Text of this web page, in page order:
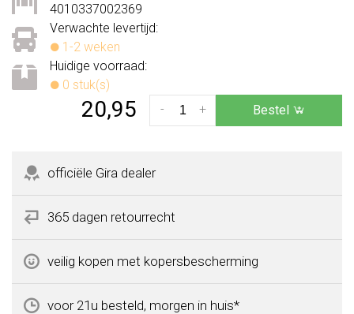
Verwachte levertijd:
1-2 weken
Huidige voorraad:
0 stuk(s)
4010337002369
20,95 +
- Bestel
officiële Gira dealer
365 dagen retourrecht
veilig kopen met kopersbescherming
voor 21u besteld, morgen in huis*